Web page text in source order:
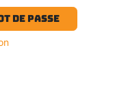
de passe